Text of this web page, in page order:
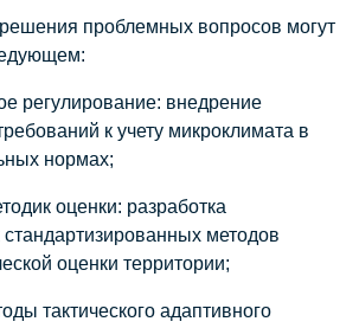
проблемных вопросов могут
регулирование: внедрение
к учету микроклимата в
нормах;
оценки: разработка
методов
оценки территории;
тактического адаптивного